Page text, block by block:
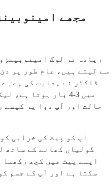
مجھے
زیادہ تر لوگ
سے لیتے ہیں، عام طور پر
ڈاکٹر نے ہدایت کی ہے۔
میں 3-4 بار ہوتا
حالت اور آپ دوا پر کیسے
آپ کو پیٹ کی خرابی
گولیاں کھانے کے ساتھ
اپنے پیٹ میں کچھ
سکتا ہے اور آپ کے جسم